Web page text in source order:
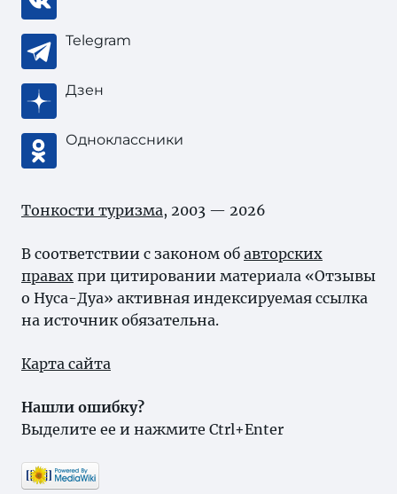
Telegram
Дзен
Одноклассники
Тонкости туризма, 2003 — 2026
В соответствии с законом об авторских
правах при цитировании материала «Отзывы
о Нуса-Дуа» активная индексируемая ссылка
на источник обязательна.
Карта сайта
Нашли ошибку?
Выделите ее и нажмите Ctrl+Enter